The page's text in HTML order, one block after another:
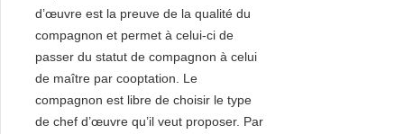
d’œuvre est la preuve de la qualité du
compagnon et permet à celui-ci de
passer du statut de compagnon à celui
de maître par cooptation. Le
compagnon est libre de choisir le type
de chef d’œuvre qu’il veut proposer. Par